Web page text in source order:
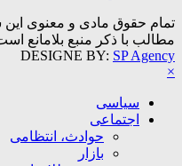
تمام حقوق مادی و معنوی
مطالب با ذکر منبع بلامانع
DESIGNE BY: SP Agency
×
سیاسی
اجتماعی
حوادث، انتظامی
بازار